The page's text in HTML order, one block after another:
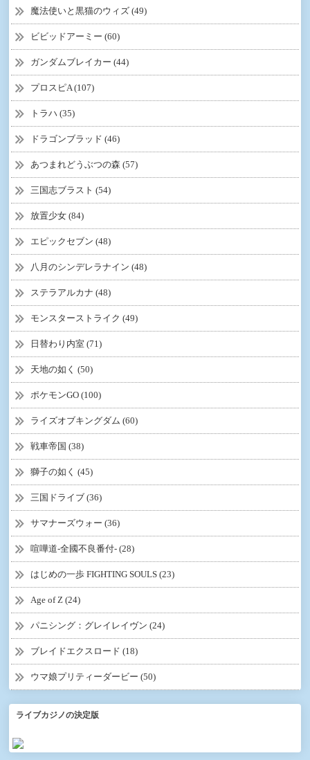
魔法使いと黒猫のウィズ (49)
ビビッドアーミー (60)
ガンダムブレイカー (44)
プロスピA (107)
トラハ (35)
ドラゴンブラッド (46)
あつまれどうぶつの森 (57)
三国志ブラスト (54)
放置少女 (84)
エピックセブン (48)
八月のシンデレラナイン (48)
ステラアルカナ (48)
モンスターストライク (49)
日替わり内室 (71)
天地の如く (50)
ポケモンGO (100)
ライズオブキングダム (60)
戦車帝国 (38)
獅子の如く (45)
三国ドライブ (36)
サマナーズウォー (36)
喧嘩道-全國不良番付- (28)
はじめの一歩 FIGHTING SOULS (23)
Age of Z (24)
パニシング：グレイレイヴン (24)
ブレイドエクスロード (18)
ウマ娘プリティーダービー (50)
ライブカジノの決定版